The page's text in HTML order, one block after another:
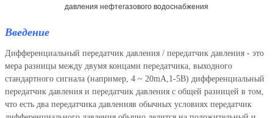
давления нефтегазового водоснабжения
Введение
Дифференциальный передатчик давления / передатчик давления - это
мера разницы между двумя концами передатчика, выходного
стандартного сигнала (например, 4 ~ 20mA,1-5В) дифференциальный
передатчик давления и передатчик давления с общей разницей в том,
что есть два передатчика давленияв обычных условиях передатчик